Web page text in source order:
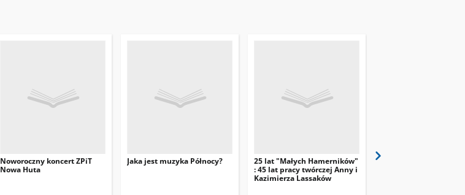
Noworoczny koncert ZPiT
Nowa Huta
Jaka jest muzyka Północy?
25 lat "Małych Hamerników"
: 45 lat pracy twórczej Anny i
Kazimierza Lassaków